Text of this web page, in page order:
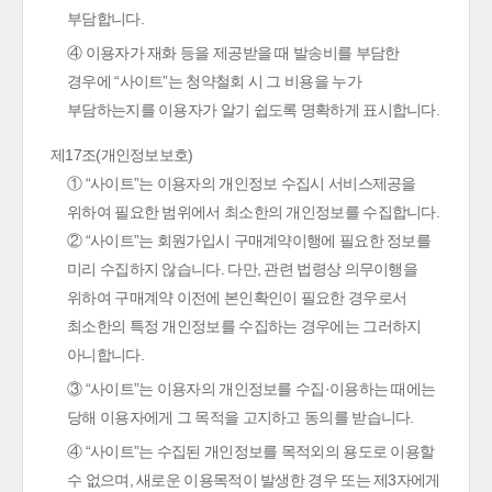
부담합니다.
④ 이용자가 재화 등을 제공받을 때 발송비를 부담한
경우에 “사이트”는 청약철회 시 그 비용을 누가
부담하는지를 이용자가 알기 쉽도록 명확하게 표시합니다.
제17조(개인정보보호)
① “사이트”는 이용자의 개인정보 수집시 서비스제공을
위하여 필요한 범위에서 최소한의 개인정보를 수집합니다.
② “사이트”는 회원가입시 구매계약이행에 필요한 정보를
미리 수집하지 않습니다. 다만, 관련 법령상 의무이행을
위하여 구매계약 이전에 본인확인이 필요한 경우로서
최소한의 특정 개인정보를 수집하는 경우에는 그러하지
아니합니다.
③ “사이트”는 이용자의 개인정보를 수집·이용하는 때에는
당해 이용자에게 그 목적을 고지하고 동의를 받습니다.
④ “사이트”는 수집된 개인정보를 목적외의 용도로 이용할
수 없으며, 새로운 이용목적이 발생한 경우 또는 제3자에게